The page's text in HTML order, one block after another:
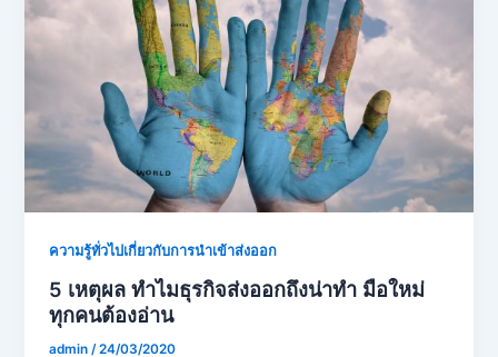
ความรู้ทั่วไปเกี่ยวกับการนำเข้าส่งออก
5 เหตุผล ทำไมธุรกิจส่งออกถึงน่าทำ มือใหม่
ทุกคนต้องอ่าน
admin/24/03/2020